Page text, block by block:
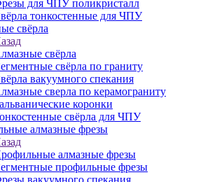
для ЧПУ поликристалл
тонкостенные для ЧПУ
свёрла
свёрла
свёрла по граниту
вакуумного спекания
сверла по керамограниту
коронки
свёрла для ЧПУ
алмазные фрезы
алмазные фрезы
профильные фрезы
вакуумного спекания